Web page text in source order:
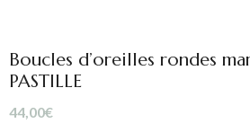
Boucles d’oreilles rondes
PASTILLE
44,00€